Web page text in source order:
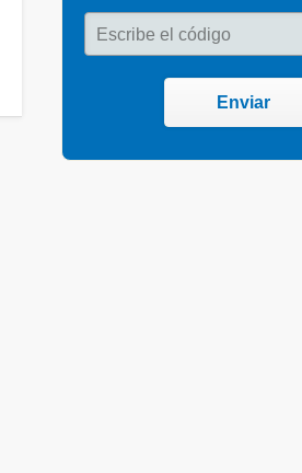
Escribe el código